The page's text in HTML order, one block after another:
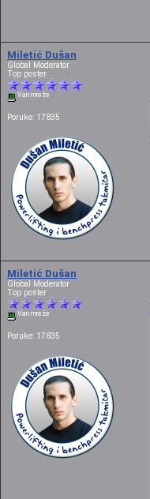
Miletić Dušan
Global Moderator
Top poster
Van mreže
Poruke: 17835
Miletić Dušan
Global Moderator
Top poster
Van mreže
Poruke: 17835